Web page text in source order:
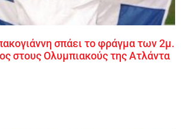
σπάει το φράγμα των 2μ.
στους Ολυμπιακούς της Ατλάντα